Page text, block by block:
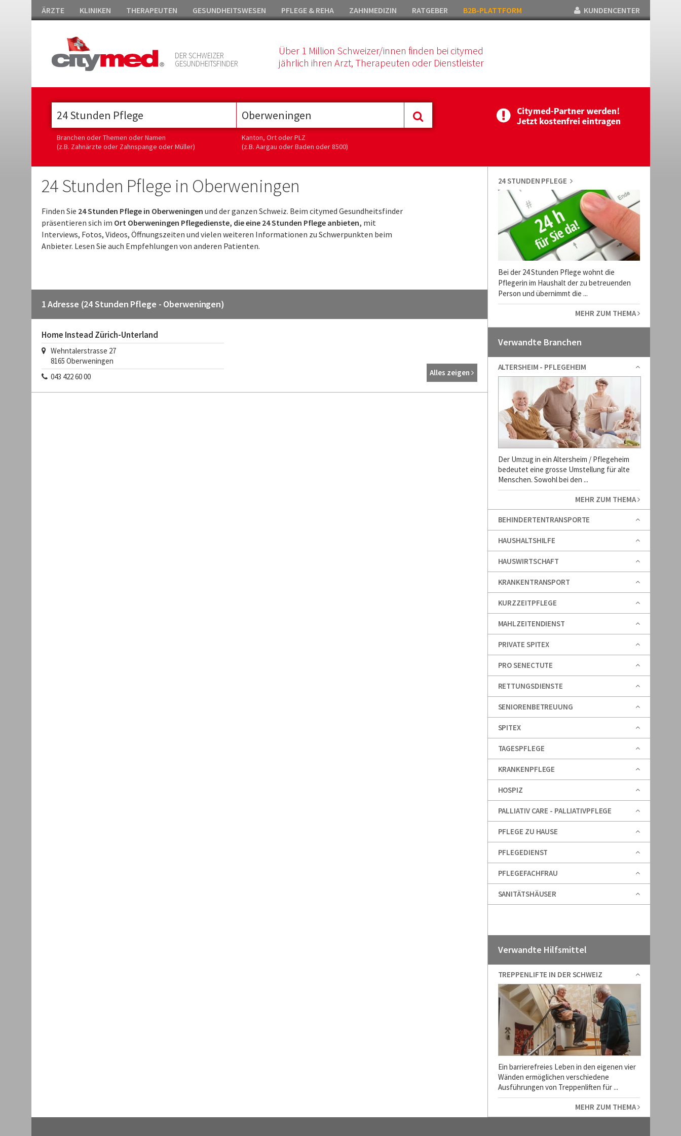
ÄRZTE KLINIKEN THERAPEUTEN GESUNDHEITSWESEN PFLEGE & REHA ZAHNMEDIZIN RATGEBER B2B-PLATTFORM KUNDENCENTER
DER SCHWEIZER
GESUNDHEITSFINDER
Über 1 Million Schweizer/innen finden bei citymed
jährlich ihren Arzt, Therapeuten oder Dienstleister
Branchen oder Themen oder Namen
(z.B. Zahnärzte oder Zahnspange oder Müller)
Kanton, Ort oder PLZ
(z.B. Aargau oder Baden oder 8500)
24 Stunden Pflege in Oberweningen
Finden Sie 24 Stunden Pflege in Oberweningen und der ganzen Schweiz. Beim citymed Gesundheitsfinder
präsentieren sich im Ort Oberweningen Pflegedienste, die eine 24 Stunden Pflege anbieten, mit
Interviews, Fotos, Videos, Öffnungszeiten und vielen weiteren Informationen zu Schwerpunkten beim
Anbieter. Lesen Sie auch Empfehlungen von anderen Patienten.
1 Adresse (24 Stunden Pflege - Oberweningen)
Home Instead Zürich-Unterland
Wehntalerstrasse 27
8165 Oberweningen
043 422 60 00
Alles zeigen
24 STUNDEN PFLEGE
Bei der 24 Stunden Pflege wohnt die
Pflegerin im Haushalt der zu betreuenden
Person und übernimmt die ...
MEHR ZUM THEMA
Verwandte Branchen
ALTERSHEIM - PFLEGEHEIM
Der Umzug in ein Altersheim / Pflegeheim
bedeutet eine grosse Umstellung für alte
Menschen. Sowohl bei den ...
MEHR ZUM THEMA
BEHINDERTENTRANSPORTE
HAUSHALTSHILFE
HAUSWIRTSCHAFT
KRANKENTRANSPORT
KURZZEITPFLEGE
MAHLZEITENDIENST
PRIVATE SPITEX
PRO SENECTUTE
RETTUNGSDIENSTE
SENIORENBETREUUNG
SPITEX
TAGESPFLEGE
KRANKENPFLEGE
HOSPIZ
PALLIATIV CARE - PALLIATIVPFLEGE
PFLEGE ZU HAUSE
PFLEGEDIENST
PFLEGEFACHFRAU
SANITÄTSHÄUSER
Verwandte Hilfsmittel
TREPPENLIFTE IN DER SCHWEIZ
Ein barrierefreies Leben in den eigenen vier
Wänden ermöglichen verschiedene
Ausführungen von Treppenliften für ...
MEHR ZUM THEMA